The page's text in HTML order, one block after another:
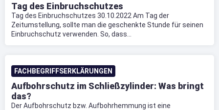
Tag des Einbruchschutzes
Tag des Einbruchschutzes 30.10.2022 Am Tag der
Zeitumstellung, sollte man die geschenkte Stunde für seinen
Einbruchschutz verwenden. So, dass...
FACHBEGRIFFSERKLÄRUNGEN
Aufbohrschutz im Schließzylinder: Was bringt
das?
Der Aufbohrschutz bzw. Aufbohrhemmung ist eine